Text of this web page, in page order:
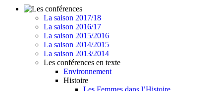
La saison 2017/18
La saison 2016/17
La saison 2015/2016
La saison 2014/2015
La saison 2013/2014
Les conférences en texte
Environnement
Histoire